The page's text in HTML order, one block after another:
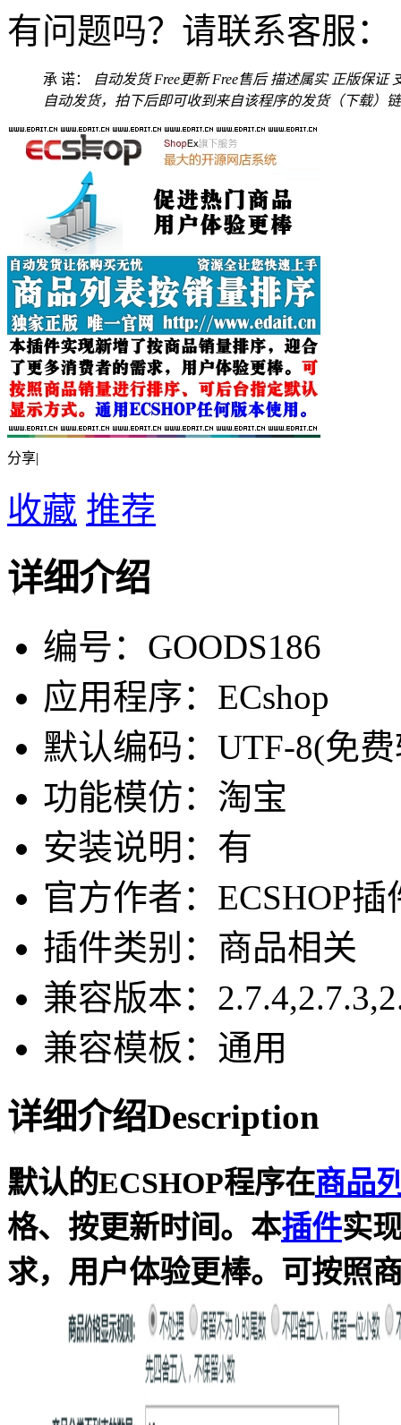
有问题吗？请联系客服：
承 诺： 自动发货 Free更新 Free售后 描述属实 正版保证
自动发货，拍下后即可收到来自该程序的发货（下载）
分享|
收藏 推荐
详细介绍
编号：GOODS186
应用程序：ECshop
默认编码：UTF-8(免
功能模仿：淘宝
安装说明：有
官方作者：ECSHOP插
插件类别：商品相关
兼容版本：
兼容模板：通用
详细介绍Description
默认的ECSHOP程序在商品
格、按更新时间。本插件实
求，用户体验更棒。可按照